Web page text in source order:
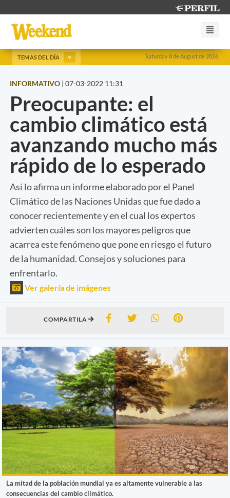
Saturday 8 de August de 2026
TEMAS DEL DÍA
INFORMATIVO | 07-03-2022 11:31
Preocupante: el
cambio climático está
avanzando mucho más
rápido de lo esperado
Así lo afirma un informe elaborado por el Panel
Climático de las Naciones Unidas que fue dado a
conocer recientemente y en el cual los expertos
advierten cuáles son los mayores peligros que
acarrea este fenómeno que pone en riesgo el futuro
de la humanidad. Consejos y soluciones para
enfrentarlo.
Ver galería de imágenes
COMPARTILA
La mitad de la población mundial ya es altamente vulnerable a las
consecuencias del cambio climático.